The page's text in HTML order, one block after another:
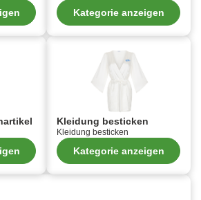
Kategorie anzeigen
Kleidung besticken
Kleidung besticken
Kategorie anzeigen